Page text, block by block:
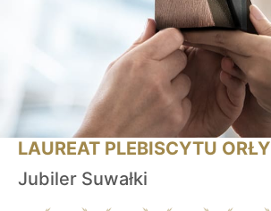
LAUREAT PLEBISCYTU ORŁY
Jubiler Suwałki